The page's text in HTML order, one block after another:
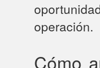
operación.
Cómo